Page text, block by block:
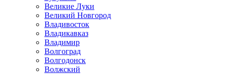
Великие Луки
Великий Новгород
Владивосток
Владикавказ
Владимир
Волгоград
Волгодонск
Волжский